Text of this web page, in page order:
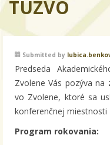
TUZVO
Submitted by
Predseda
Zvolene Vás pozýva na
vo Zvolene, ktoré sa
konferenčnej miestnosti
Program rokovania: